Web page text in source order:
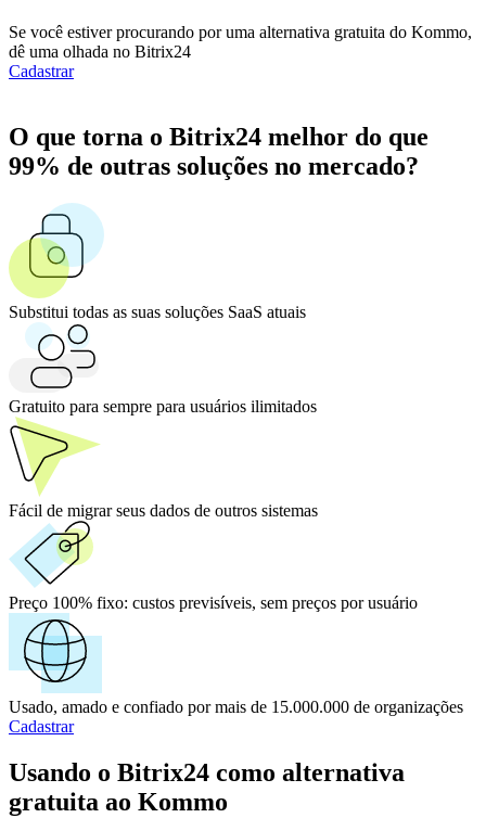
Se você estiver procurando por uma alternativa gratuita do Kommo,
dê uma olhada no Bitrix24
Cadastrar
O que torna o Bitrix24 melhor do que
99% de outras soluções no mercado?
Substitui todas as suas soluções SaaS atuais
Gratuito para sempre para usuários ilimitados
Fácil de migrar seus dados de outros sistemas
Preço 100% fixo: custos previsíveis, sem preços por usuário
Usado, amado e confiado por mais de 15.000.000 de organizações
Cadastrar
Usando o Bitrix24 como alternativa
gratuita ao Kommo